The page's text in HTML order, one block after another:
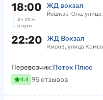
18:00 ЖД вокзал
Йошкар-Ола, улица
4 ч 20 м
в пути
22:20 ЖД Вокзал
Киров, улица
Перевозчик:Поток Плюс
4.4 95 отзывов